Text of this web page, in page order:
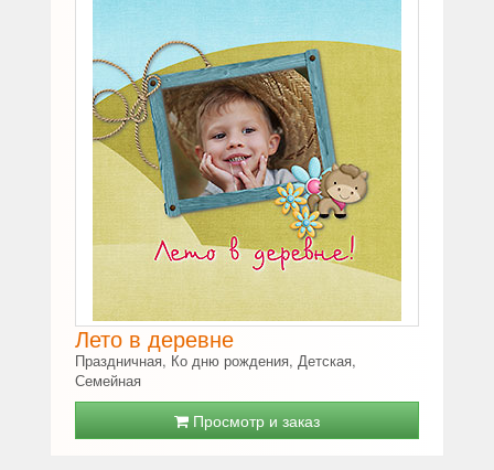
Лето в деревне
Праздничная, Ко дню рождения, Детская,
Семейная
Просмотр и заказ